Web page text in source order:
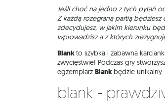
Jeśli choć na jedno z tych pytań
Z każdą rozegraną partią
zdecydujesz, w jakim kierunku
wprowadzisz a z których
Blankto szybka i zabawna
zwycięstwie! Podczas gry
egzemplarz Blank będzie unikalny.
Blank -